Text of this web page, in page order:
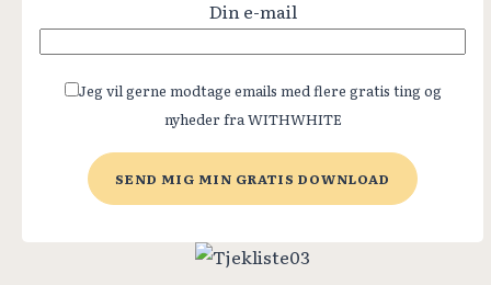
Din e-mail
Jeg vil gerne modtage emails med flere gratis ting og
nyheder fra WITHWHITE